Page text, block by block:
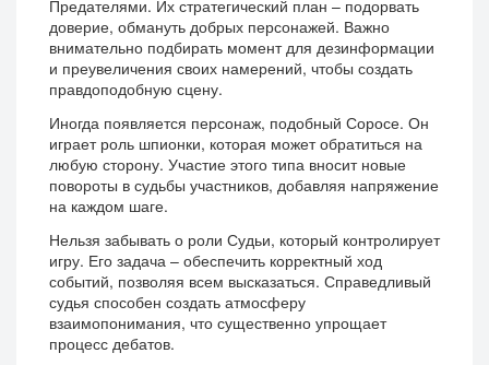
Предателями. Их стратегический план – подорвать
доверие, обмануть добрых персонажей. Важно
внимательно подбирать момент для дезинформации
и преувеличения своих намерений, чтобы создать
правдоподобную сцену.
Иногда появляется персонаж, подобный Соросе. Он
играет роль шпионки, которая может обратиться на
любую сторону. Участие этого типа вносит новые
повороты в судьбы участников, добавляя напряжение
на каждом шаге.
Нельзя забывать о роли Судьи, который контролирует
игру. Его задача – обеспечить корректный ход
событий, позволяя всем высказаться. Справедливый
судья способен создать атмосферу
взаимопонимания, что существенно упрощает
процесс дебатов.